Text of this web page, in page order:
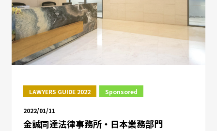
LAWYERS GUIDE 2022 Sponsored
2022/01/11
金誠同達法律事務所・日本業務部門